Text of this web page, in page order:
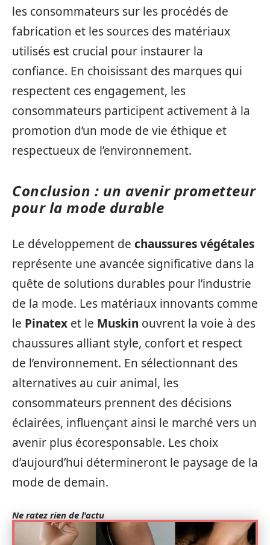
les consommateurs sur les procédés de
fabrication et les sources des matériaux
utilisés est crucial pour instaurer la
confiance. En choisissant des marques qui
respectent ces engagement, les
consommateurs participent activement à la
promotion d’un mode de vie éthique et
respectueux de l’environnement.
Conclusion : un avenir prometteur
pour la mode durable
Le développement de chaussures végétales
représente une avancée significative dans la
quête de solutions durables pour l’industrie
de la mode. Les matériaux innovants comme
le Pinatex et le Muskin ouvrent la voie à des
chaussures alliant style, confort et respect
de l’environnement. En sélectionnant des
alternatives au cuir animal, les
consommateurs prennent des décisions
éclairées, influençant ainsi le marché vers un
avenir plus écoresponsable. Les choix
d’aujourd’hui détermineront le paysage de la
mode de demain.
Ne ratez rien de l'actu